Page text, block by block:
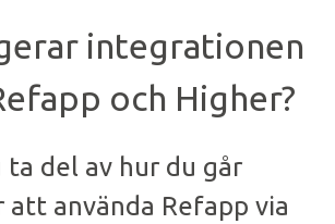
integrationen
och Higher?
ta del av hur du går
använda Refapp via